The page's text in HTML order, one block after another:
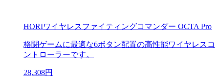
HORIワイヤレスファイティングコマンダー OCTA Pro
格闘ゲームに最適な6ボタン配置の高性能ワイヤレスコ
ントローラーです。
28,308円